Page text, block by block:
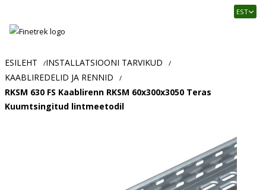
Usaldusväärne
ja
tööstusautomaatika
pood
EST
ESILEHT /INSTALLATSIOONI TARVIKUD /
KAABLIREDELID JA RENNID /
RKSM 630 FS Kaablirenn RKSM 60x300x3050 Teras
Kuumtsingitud lintmeetodil